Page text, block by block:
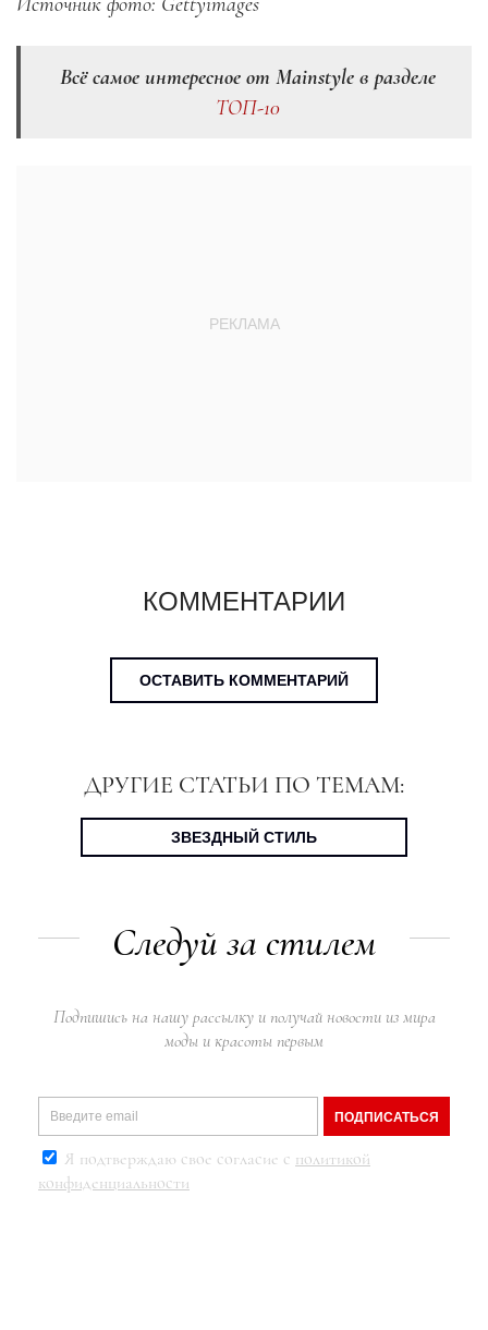
Всё самое интересное от Mainstyle в разделе
ТОП-10
КОММЕНТАРИИ
ОСТАВИТЬ КОММЕНТАРИЙ
ДРУГИЕ СТАТЬИ ПО ТЕМАМ:
ЗВЕЗДНЫЙ СТИЛЬ
Следуй за стилем
Подпишись на нашу рассылку и получай новости из мира
моды и красоты первым
ПОДПИСАТЬСЯ
Я подтверждаю свое согласие с политикой
конфиденциальности